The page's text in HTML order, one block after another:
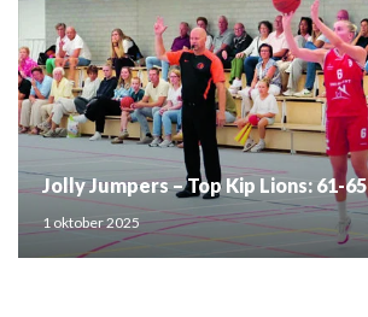
Jolly Jumpers – Top Kip Lions: 61-65
1 oktober 2025